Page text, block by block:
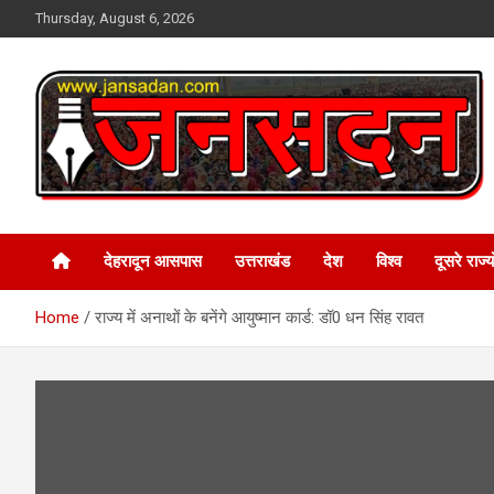
to
Thursday, August 6, 2026
Jan Sadan
देहरादून आसपास उत्तराखंड देश विश्व दूसरे
Home राज्य में अनाथों के बनेंगे आयुष्मान कार्ड: डॉ0 धन सिंह रावत